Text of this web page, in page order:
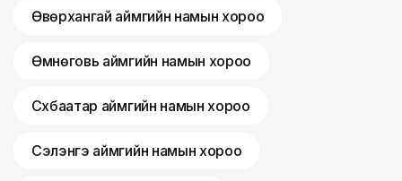
Өвөрхангай аймгийн намын хороо
Өмнөговь аймгийн намын хороо
Сүхбаатар аймгийн намын хороо
Сэлэнгэ аймгийн намын хороо